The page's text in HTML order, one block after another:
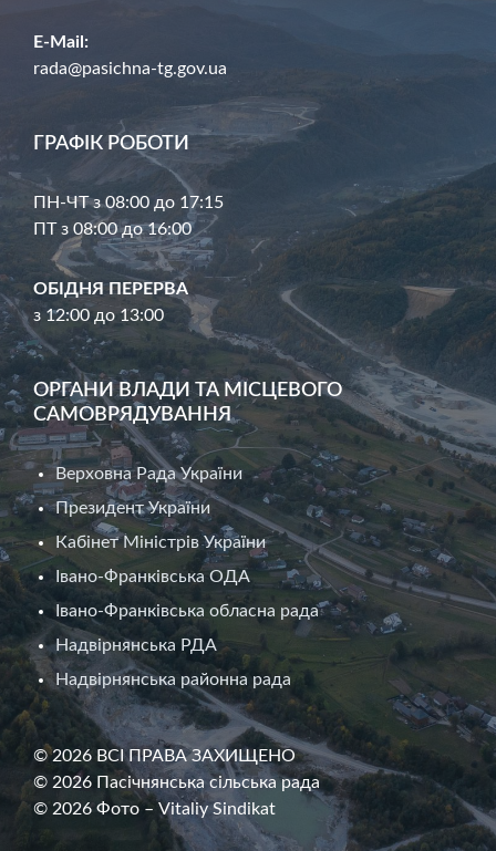
E-Mail:
rada@pasichna-tg.gov.ua
ГРАФІК РОБОТИ
ПН-ЧТ з 08:00 до 17:15
ПТ з 08:00 до 16:00
ОБІДНЯ ПЕРЕРВА
з 12:00 до 13:00
ОРГАНИ ВЛАДИ ТА МІСЦЕВОГО
САМОВРЯДУВАННЯ
Верховна Рада України
Президент України
Кабінет Міністрів України
Івано-Франківська ОДА
Івано-Франківська обласна рада
Надвірнянська РДА
Надвірнянська районна рада
© 2026 ВСІ ПРАВА ЗАХИЩЕНО
© 2026 Пасічнянська сільська рада
© 2026 Фото – Vitaliy Sindikat